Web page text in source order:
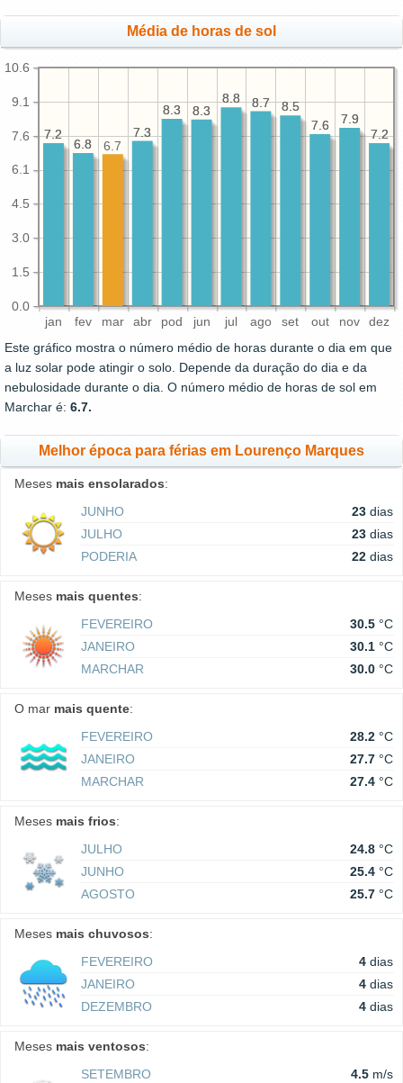
Média de horas de sol
jan fev mar abr pod jun jul ago set out nov dez
0.0
1.5
3.0
4.5
6.1
7.6
9.1
10.6
7.2
7.9
7.6
8.5
8.7
8.8
8.3
8.3
7.3
6.8
7.2 7.2
7.9
7.6
8.5
8.7
8.8
8.3
8.3
7.3
6.7
6.8
7.2
Este gráfico mostra o número médio de horas durante o dia em que
a luz solar pode atingir o solo. Depende da duração do dia e da
nebulosidade durante o dia. O número médio de horas de sol em
Marchar é: 6.7.
Melhor época para férias em Lourenço Marques
Meses mais ensolarados:
JUNHO
23 dias
JULHO
23 dias
PODERIA
22 dias
Meses mais quentes:
FEVEREIRO
30.5 °C
JANEIRO
30.1 °C
MARCHAR
30.0 °C
O mar mais quente:
FEVEREIRO
28.2 °C
JANEIRO
27.7 °C
MARCHAR
27.4 °C
Meses mais frios:
JULHO
24.8 °C
JUNHO
25.4 °C
AGOSTO
25.7 °C
Meses mais chuvosos:
FEVEREIRO
4 dias
JANEIRO
4 dias
DEZEMBRO
4 dias
Meses mais ventosos:
SETEMBRO
4.5 m/s